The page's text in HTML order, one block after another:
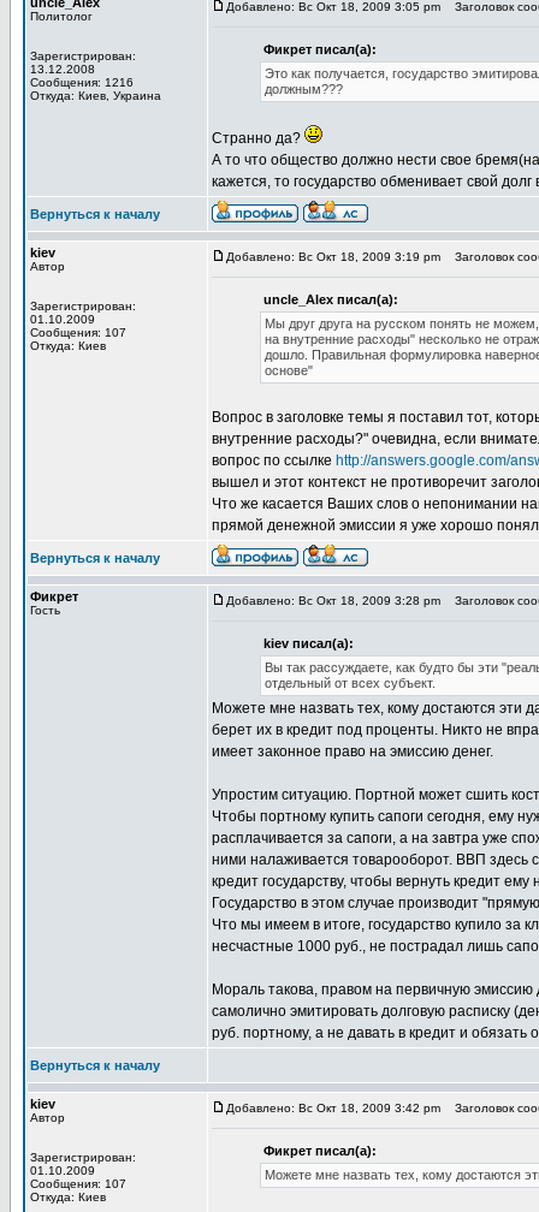
Политолог
Зарегистрирован:
13.12.2008
Сообщения: 1216
Откуда: Киев, Украина
Добавлено: Вс Окт 18, 2009 3:05 pm Заголовок
Фикрет писал(а):
Это как получается, государство
должным???
Странно да?
А то что общество должно нести свое
кажется, то государство обменивает свой
Вернуться к началу
kiev
Автор
Зарегистрирован:
01.10.2009
Сообщения: 107
Откуда: Киев
Добавлено: Вс Окт 18, 2009 3:19 pm Заголовок
uncle_Alex писал(а):
Мы друг друга на русском понять не
на внутренние расходы" несколько не
дошло. Правильная формулировка
основе"
Вопрос в заголовке темы я поставил тот,
внутренние расходы?" очевидна, если
вопрос по ссылке http://answers.google.com/
вышел и этот контекст не противоречит
Что же касается Ваших слов о непонимании
прямой денежной эмиссии я уже хорошо
Вернуться к началу
Фикрет
Гость
Добавлено: Вс Окт 18, 2009 3:28 pm Заголовок
kiev писал(а):
Вы так рассуждаете, как будто бы эти
отдельный от всех субъект.
Можете мне назвать тех, кому достаются эти
берет их в кредит под проценты. Никто не
имеет законное право на эмиссию денег.
Упростим ситуацию. Портной может сшить
Чтобы портному купить сапоги сегодня, ему
расплачивается за сапоги, а на завтра уже
ними налаживается товарооборот. ВВП здесь
кредит государству, чтобы вернуть кредит
Государство в этом случае производит
Что мы имеем в итоге, государство купило за
несчастные 1000 руб., не пострадал лишь
Мораль такова, правом на первичную
самолично эмитировать долговую расписку
руб. портному, а не давать в кредит и обязать
Вернуться к началу
kiev
Автор
Зарегистрирован:
01.10.2009
Сообщения: 107
Откуда: Киев
Добавлено: Вс Окт 18, 2009 3:42 pm Заголовок
Фикрет писал(а):
Можете мне назвать тех, кому достаются